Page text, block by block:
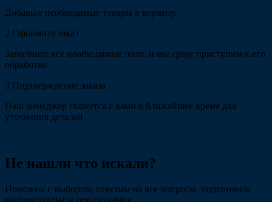
Добавьте необходимые товары в корзину.
2 Оформите заказ
Заполните все необходимые поля, и мы сразу приступим к его
обработке.
3 Подтверждение заказа
Наш менеджер свяжется с вами в ближайшее время для
уточнения деталей.
Не нашли что искали?
Поможем с выбором, ответим на все вопросы, подготовим
индивидуальное предложение